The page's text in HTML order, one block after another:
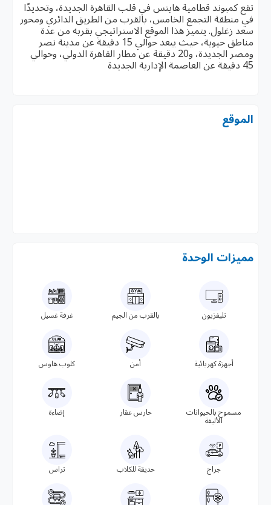
تقع كمبوند قطامية هايتس في قلب القاهرة الجديدة، وتحديدًا
في منطقة التجمع الخامس، بالقرب من الطريق الدائري ومحور
سعد زغلول. يتميز هذا الموقع الاستراتيجي بقربه من عدة
مناطق حيوية، حيث يبعد حوالي 15 دقيقة عن مدينة نصر
ومصر الجديدة، و20 دقيقة عن مطار القاهرة الدولي، وحوالي
45 دقيقة عن العاصمة الإدارية الجديدة
الموقع
مميزات الوحدة
تليفزيون بالقرب من الجيم غرفة غسيل
أجهزة كهربائية أمن كلوب هاوس
مسموح بالحيوانات
الأليفة
حارس عقار إضاءة
جراج حديقة للكلاب تراس